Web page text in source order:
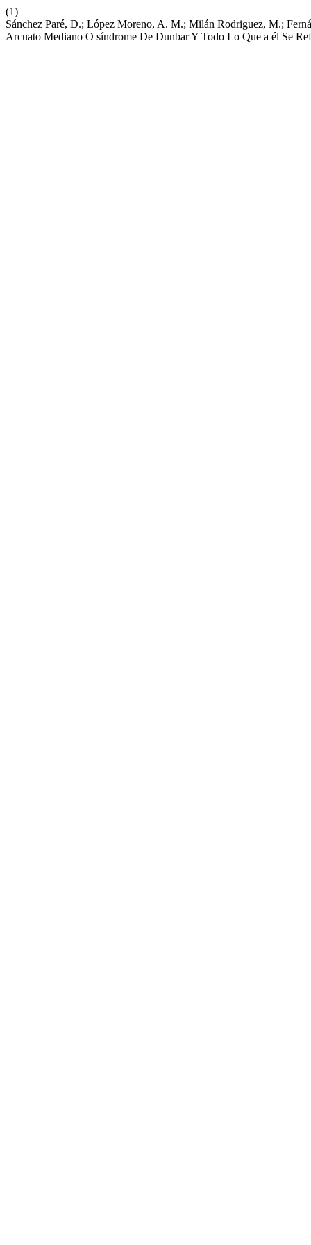
(1)
Sánchez Paré, D.; López Moreno, A. M.; Milán Rodriguez, M.;
Arcuato Mediano O síndrome De Dunbar Y Todo Lo Que a él Se